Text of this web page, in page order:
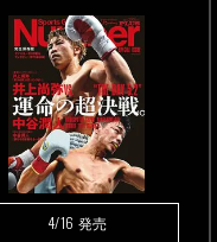
4/16 発売